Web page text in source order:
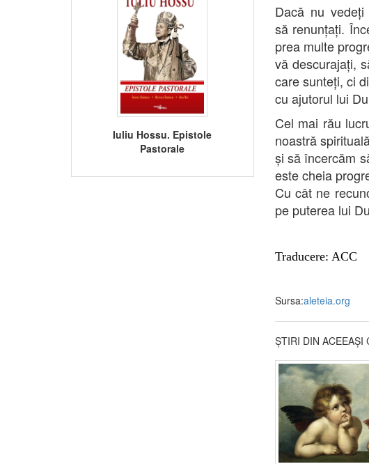
Iuliu Hossu. Epistole
Pastorale
Dacă nu
să renunțați.
prea multe
vă descurajați,
care sunteți, ci
cu ajutorul lui
Cel mai rău
noastră
și să încercăm
este cheia
Cu cât ne
pe puterea lui
Traducere: ACC
Sursa:aleteia.org
ȘTIRI DIN ACEEAȘI